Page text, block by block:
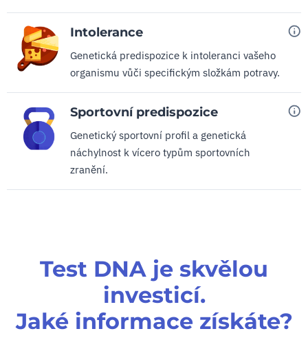
Intolerance
Genetická predispozice k intoleranci vašeho
organismu vůči specifickým složkám potravy.
Sportovní predispozice
Genetický sportovní profil a genetická
náchylnost k vícero typům sportovních
zranění.
Test DNA je skvělou
investicí.
Jaké informace získáte?